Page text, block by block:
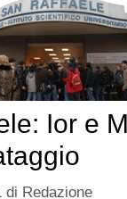
Ior e
di Redazione